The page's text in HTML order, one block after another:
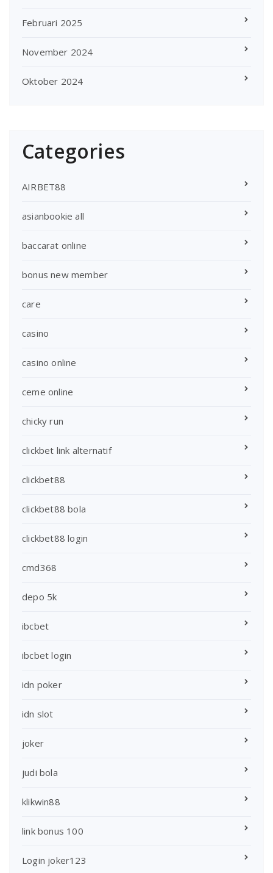
Februari 2025
November 2024
Oktober 2024
Categories
AIRBET88
asianbookie all
baccarat online
bonus new member
care
casino
casino online
ceme online
chicky run
clickbet link alternatif
clickbet88
clickbet88 bola
clickbet88 login
cmd368
depo 5k
ibcbet
ibcbet login
idn poker
idn slot
joker
judi bola
klikwin88
link bonus 100
Login joker123